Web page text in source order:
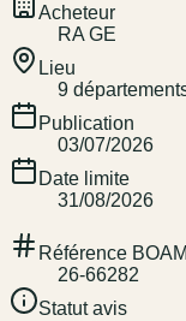
Acheteur
RA GE
Lieu
9
Publication
03/07/2026
Date limite
31/08/2026
Référence
26-66282
Statut avis